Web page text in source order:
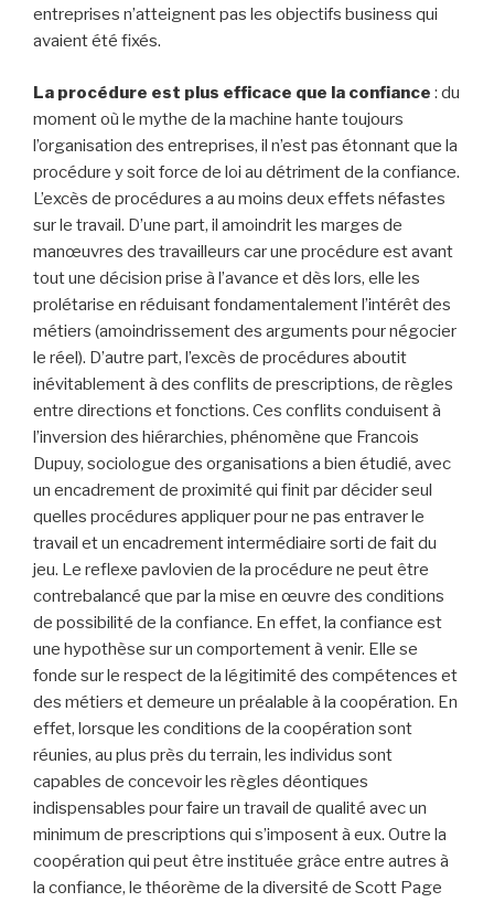
entreprises n’atteignent pas les objectifs business qui
avaient été fixés.
La procédure est plus efficace que la confiance : du
moment où le mythe de la machine hante toujours
l’organisation des entreprises, il n’est pas étonnant que la
procédure y soit force de loi au détriment de la confiance.
L’excès de procédures a au moins deux effets néfastes
sur le travail. D’une part, il amoindrit les marges de
manœuvres des travailleurs car une procédure est avant
tout une décision prise à l’avance et dès lors, elle les
prolétarise en réduisant fondamentalement l’intérêt des
métiers (amoindrissement des arguments pour négocier
le réel). D’autre part, l’excès de procédures aboutit
inévitablement à des conflits de prescriptions, de règles
entre directions et fonctions. Ces conflits conduisent à
l’inversion des hiérarchies, phénomène que Francois
Dupuy, sociologue des organisations a bien étudié, avec
un encadrement de proximité qui finit par décider seul
quelles procédures appliquer pour ne pas entraver le
travail et un encadrement intermédiaire sorti de fait du
jeu. Le reflexe pavlovien de la procédure ne peut être
contrebalancé que par la mise en œuvre des conditions
de possibilité de la confiance. En effet, la confiance est
une hypothèse sur un comportement à venir. Elle se
fonde sur le respect de la légitimité des compétences et
des métiers et demeure un préalable à la coopération. En
effet, lorsque les conditions de la coopération sont
réunies, au plus près du terrain, les individus sont
capables de concevoir les règles déontiques
indispensables pour faire un travail de qualité avec un
minimum de prescriptions qui s’imposent à eux. Outre la
coopération qui peut être instituée grâce entre autres à
la confiance, le théorème de la diversité de Scott Page